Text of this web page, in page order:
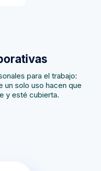
para el trabajo:
un solo uso hacen que
y esté cubierta.